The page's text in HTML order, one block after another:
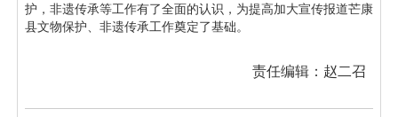
护，非遗传承等工作有了全面的认识，为提高加大宣传报道芒康
县文物保护、非遗传承工作奠定了基础。
责任编辑：赵二召